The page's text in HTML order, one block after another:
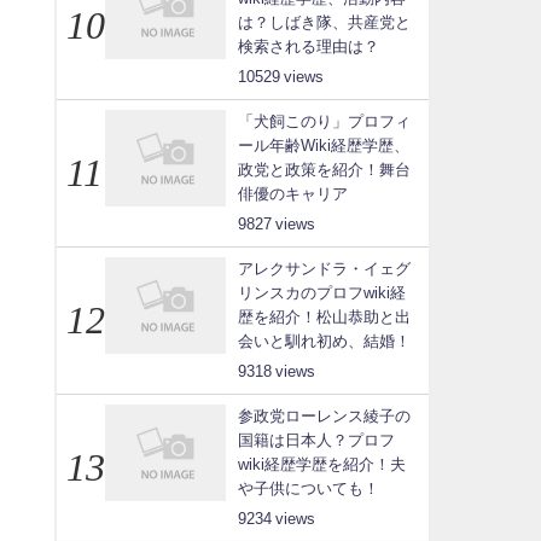
は？しばき隊、共産党と
検索される理由は？
10529
「犬飼このり」プロフィ
ール年齢Wiki経歴学歴、
政党と政策を紹介！舞台
俳優のキャリア
9827
アレクサンドラ・イェグ
リンスカのプロフwiki経
歴を紹介！松山恭助と出
会いと馴れ初め、結婚！
9318
参政党ローレンス綾子の
国籍は日本人？プロフ
wiki経歴学歴を紹介！夫
や子供についても！
9234